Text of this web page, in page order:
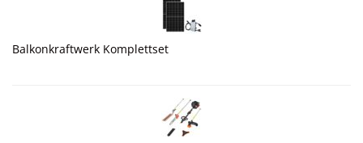
Balkonkraftwerk Komplettset